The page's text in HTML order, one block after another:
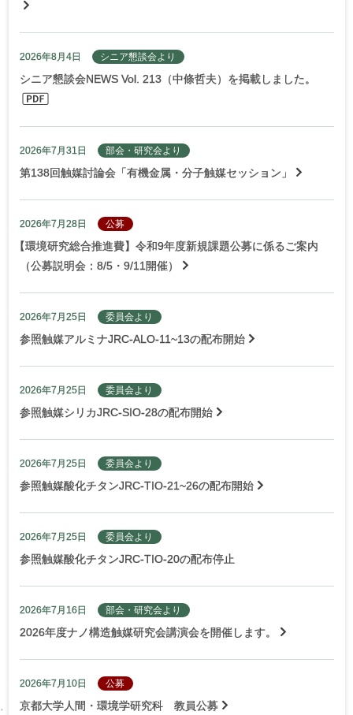
2026年8月4日 シニア懇談会より
シニア懇談会NEWS Vol. 213（中條哲夫）を掲載しました。
2026年7月31日 部会・研究会より
第138回触媒討論会「有機金属・分子触媒セッション」
2026年7月28日 公募
【環境研究総合推進費】令和9年度新規課題公募に係るご案内
（公募説明会：8/5・9/11開催）
2026年7月25日 委員会より
参照触媒アルミナJRC-ALO-11~13の配布開始
2026年7月25日 委員会より
参照触媒シリカJRC-SIO-28の配布開始
2026年7月25日 委員会より
参照触媒酸化チタンJRC-TIO-21~26の配布開始
2026年7月25日 委員会より
参照触媒酸化チタンJRC-TIO-20の配布停止
2026年7月16日 部会・研究会より
2026年度ナノ構造触媒研究会講演会を開催します。
2026年7月10日 公募
京都大学人間・環境学研究科 教員公募